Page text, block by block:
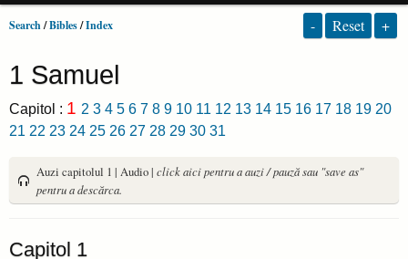
Search/Bibles/Index - Reset +
1 Samuel
Capitol : 1 2 3 4 5 6 7 8 9 10 11 12 13 14 15 16 17 18 19 20
21 22 23 24 25 26 27 28 29 30 31
Auzi capitolul 1 | Audio | click aici pentru a auzi / pauză sau "save as"
pentru a descărca.
Capitol 1